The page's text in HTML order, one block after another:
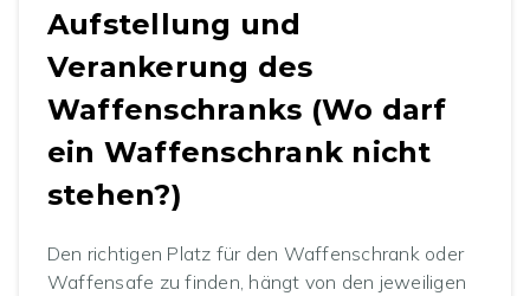
Aufstellung und
Verankerung des
Waffenschranks (Wo darf
ein Waffenschrank nicht
stehen?)
Den richtigen Platz für den Waffenschrank oder
Waffensafe zu finden, hängt von den jeweiligen